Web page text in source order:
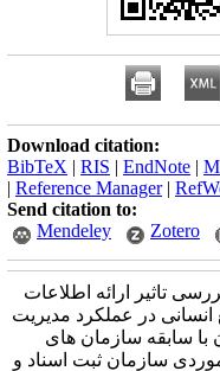
Download citation:
BibTeX | RIS | EndNote |
| Reference Manager|
Send citation to:
Mendeley
Zotero
تاثیر ارائه اطلاعات
انسانی در عملکرد مدیریت
با سابقه سازمان های
سازمان ثبت اسناد و